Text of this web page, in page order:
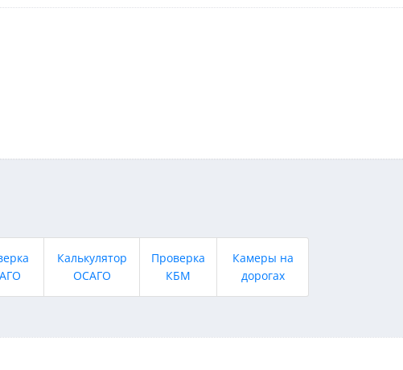
Калькулятор
ОСАГО
Проверка
КБМ
Камеры на
дорогах